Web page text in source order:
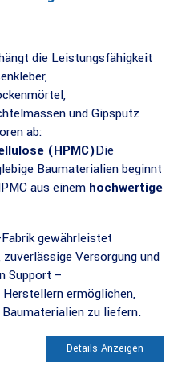
die Leistungsfähigkeit
und Gipsputz
ab:
(HPMC)Die
Baumaterialien beginnt
aus einem hochwertige
gewährleistet
Versorgung und
Support –
ermöglichen,
zu liefern.
Details Anzeigen